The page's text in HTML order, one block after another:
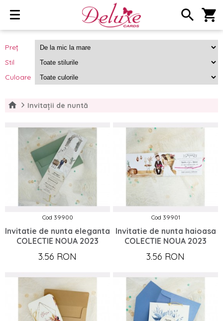
search shopping_cart
Preț
Stil
Culoare
Invitații de nuntă
Cod 39900
Invitatie de nunta eleganta
COLECTIE NOUA 2023
3.56 RON
Cod 39901
Invitatie de nunta haioasa
COLECTIE NOUA 2023
3.56 RON